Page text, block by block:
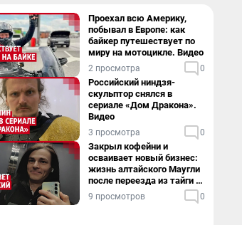
Проехал всю Америку,
побывал в Европе: как
байкер путешествует по
миру на мотоцикле. Видео
2 просмотра 0
Российский ниндзя-
скульптор снялся в
сериале «Дом Дракона».
Видео
3 просмотра 0
Закрыл кофейни и
осваивает новый бизнес:
жизнь алтайского Маугли
после переезда из тайги в
столицу
9 просмотров 0